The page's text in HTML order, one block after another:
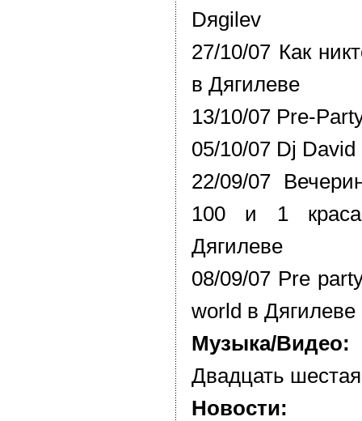
Dяgilev
27/10/07 Как
в Дягилеве
13/10/07 Pre-
05/10/07 Dj
22/09/07
100 и 1
Дягилеве
08/09/07 Pre
world в Дягилеве
Музыка/Видео:
Двадцать
Новости: